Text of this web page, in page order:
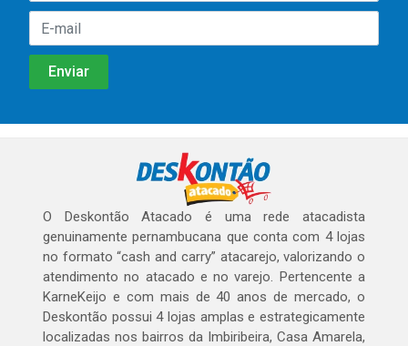
O Deskontão Atacado é uma rede atacadista
genuinamente pernambucana que conta com 4 lojas
no formato “cash and carry” atacarejo, valorizando o
atendimento no atacado e no varejo. Pertencente a
KarneKeijo e com mais de 40 anos de mercado, o
Deskontão possui 4 lojas amplas e estrategicamente
localizadas nos bairros da Imbiribeira, Casa Amarela,